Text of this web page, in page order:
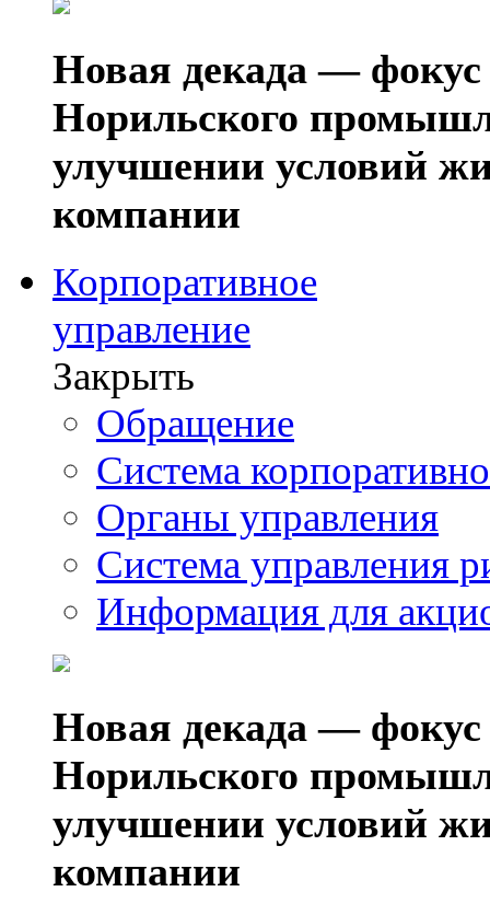
Новая декада — фокус
Норильского
улучшении условий
компании
Корпоративное
управление
Закрыть
Обращение
Система
Органы управления
Система управления
Информация для
Новая декада — фокус
Норильского
улучшении условий
компании